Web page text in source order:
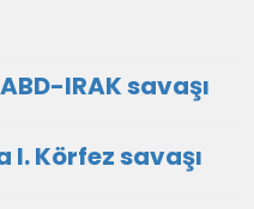
IRAK savaşı
I. Körfez savaşı